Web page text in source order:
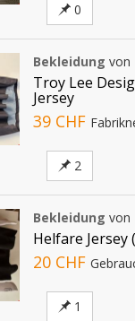
0
Bekleidung von
Troy Lee
Jersey
39 CHF
2
Bekleidung von
Helfare Jersey
20 CHF
1